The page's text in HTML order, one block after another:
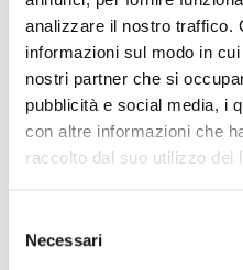
analizzare il nostro traffico.
informazioni sul modo in
nostri partner che si
pubblicità e social media, i
con altre informazioni che
raccolto dal suo utilizzo dei
delNecessari